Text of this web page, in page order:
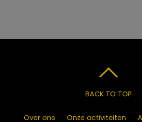
BACK TO TOP
Over ons Onze activiteiten